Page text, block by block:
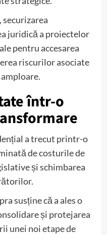
juridică a proiectelor
pentru accesarea
riscurilor asociate
într-o
a trecut printr-o
de costurile de
și schimbarea
susține că a ales o
și protejarea
unei noi etape de